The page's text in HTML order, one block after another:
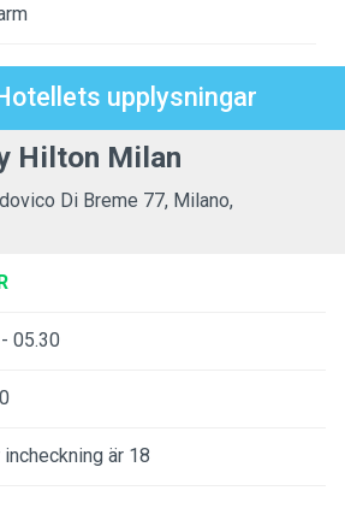
upplysningar
Hilton Milan
Di Breme 77, Milano,
05.30
är 18